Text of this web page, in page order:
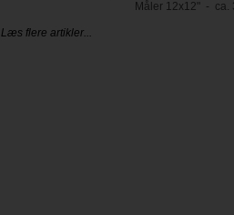
Måler 12x12" - ca.
Læs flere artikler...